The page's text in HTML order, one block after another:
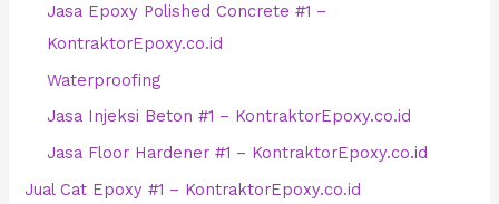
Jasa Epoxy Polished Concrete #1 –
KontraktorEpoxy.co.id
Waterproofing
Jasa Injeksi Beton #1 – KontraktorEpoxy.co.id
Jasa Floor Hardener #1 – KontraktorEpoxy.co.id
Jual Cat Epoxy #1 – KontraktorEpoxy.co.id